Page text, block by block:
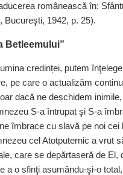
românească în:
Bucureşti, 1942, p. 25).
Betleemului”
credinței, putem
pe care o actualizăm
dacă ne deschidem
S-a întrupat şi S-a
îmbrace cu slavă pe noi
cel Atotputernic a vrut
care se depărtaseră de
a o sfinţi asumându-şi-o